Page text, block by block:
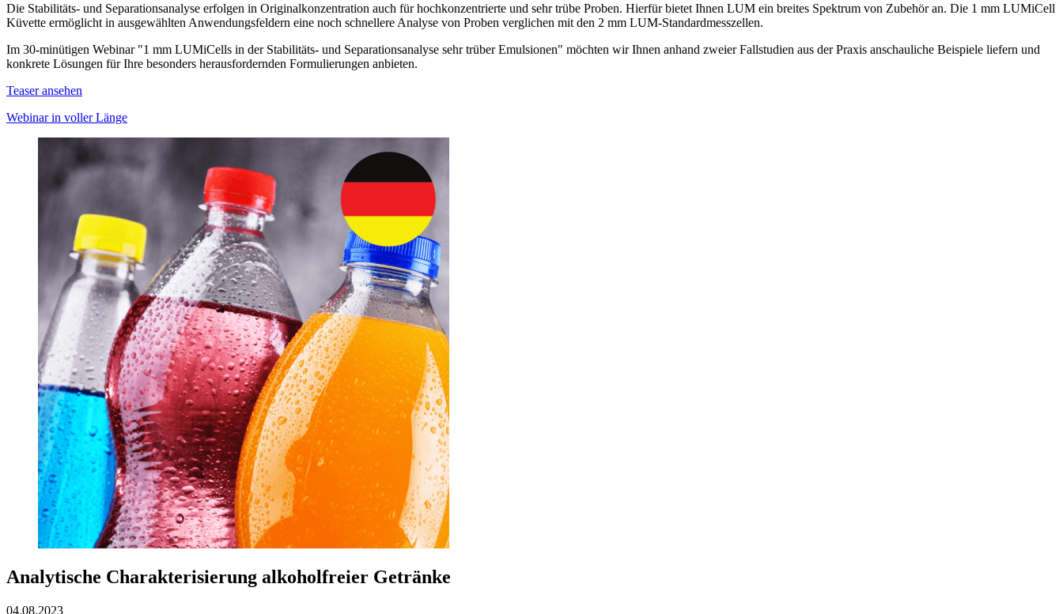
Die Stabilitäts- und Separationsanalyse erfolgen in Originalkonzentration auch für hochkonzentrierte und sehr trübe Proben. Hierfür bietet Ihnen LUM ein breites Spektrum von Zubehör an. Die 1 mm LUMiCell
Küvette ermöglicht in ausgewählten Anwendungsfeldern eine noch schnellere Analyse von Proben verglichen mit den 2 mm LUM-Standardmesszellen.
Im 30-minütigen Webinar "1 mm LUMiCells in der Stabilitäts- und Separationsanalyse sehr trüber Emulsionen" möchten wir Ihnen anhand zweier Fallstudien aus der Praxis anschauliche Beispiele liefern und
konkrete Lösungen für Ihre besonders herausfordernden Formulierungen anbieten.
Teaser ansehen
Webinar in voller Länge
Analytische Charakterisierung alkoholfreier Getränke
04.08.2023